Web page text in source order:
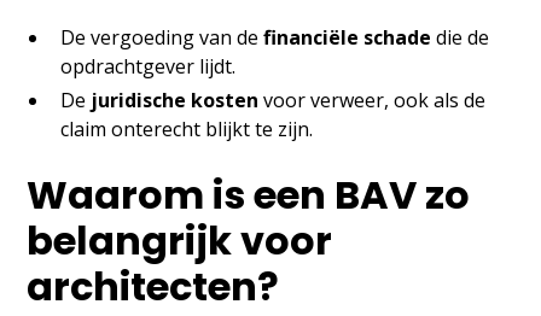
De vergoeding van definanciële schade die de
opdrachtgever lijdt.
De juridische kosten voor verweer, ook als de
claim onterecht blijkt te zijn.
Waarom is een BAV zo
belangrijk voor
architecten?